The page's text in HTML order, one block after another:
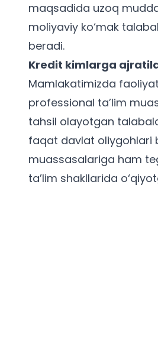
maqsadida uzoq
moliyaviy ko‘mak
beradi.
Kredit kimlarga
Mamlakatimizda
professional ta’lim
tahsil olayotgan
faqat davlat oliygohlari
muassasalariga ham
ta’lim shakllarida